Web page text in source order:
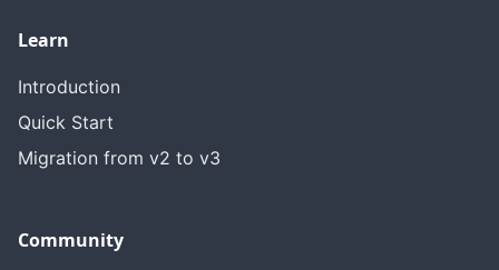
Learn
Introduction
Quick Start
Migration from v2 to v3
Community